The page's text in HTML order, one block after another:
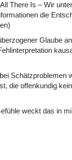
There Is – Wir
die
Glaube
Schätzproblemen
die offenkundig
weckt das in